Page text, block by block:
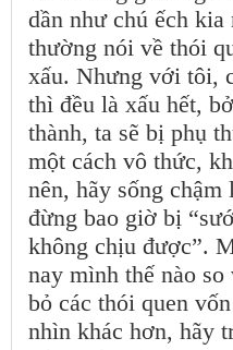
dần như chú ếch
thường nói về thói
xấu. Nhưng với tôi,
thì đều là xấu hết,
thành, ta sẽ bị phụ
một cách vô thức,
nên, hãy sống
đừng bao giờ bị
không chịu được”.
nay mình thế nào
bỏ các thói quen
nhìn khác hơn, hãy